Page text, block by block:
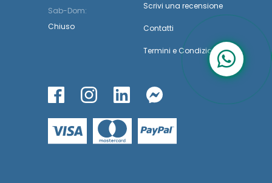
Sab-Dom:
Chiuso
Scrivi una recensione
Contatti
Termini e Condizioni